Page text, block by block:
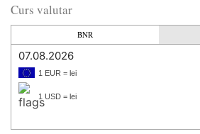
Curs valutar
BNR
07.08.2026
1 EUR = lei
1 USD = lei